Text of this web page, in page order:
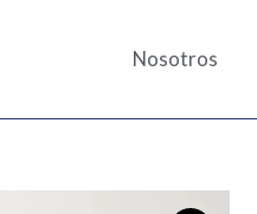
Nosotros